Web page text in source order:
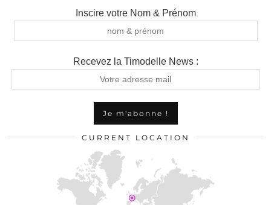
Inscire votre Nom & Prénom
Recevez la Timodelle News :
CURRENT LOCATION